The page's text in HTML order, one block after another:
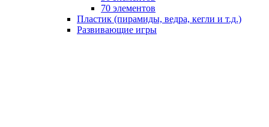
70 элементов
Пластик (пирамиды, ведра, кегли и т.д.)
Развивающие игры